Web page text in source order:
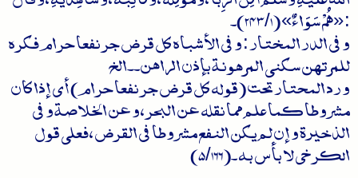
: «هُمْ سَوَاءٌ» (243/1)۔
و فی الدر المختار : و في الأشباه ‌كل ‌قرض ‌جر نفعا حرام فكره
للمرتهن سكنى المرهونة بإذن الراهن۔۔الخ
و رد المحتار تحت (قوله ‌كل ‌قرض ‌جر نفعا حرام) أي إذا كان
مشروطا كما علم مما نقله عن البحر ، و عن الخلاصة و في
الذخيرة و إن لم يكن النفع مشروطا في القرض ، فعلى قول
الكرخي لا بأس به ۔(5/166)